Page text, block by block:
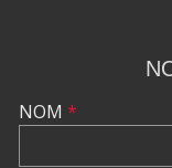
NOM *